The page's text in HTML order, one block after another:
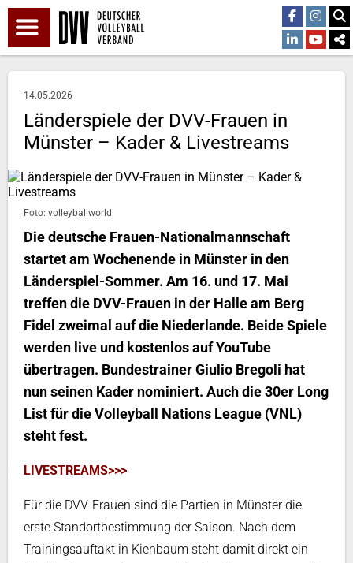
14.05.2026
Länderspiele der DVV-Frauen in
Münster – Kader & Livestreams
Foto: volleyballworld
Die deutsche Frauen-Nationalmannschaft
startet am Wochenende in Münster in den
Länderspiel-Sommer. Am 16. und 17. Mai
treffen die DVV-Frauen in der Halle am Berg
Fidel zweimal auf die Niederlande. Beide Spiele
werden live und kostenlos auf YouTube
übertragen. Bundestrainer Giulio Bregoli hat
nun seinen Kader nominiert. Auch die 30er Long
List für die Volleyball Nations League (VNL)
steht fest.
LIVESTREAMS>>>
Für die DVV-Frauen sind die Partien in Münster die
erste Standortbestimmung der Saison. Nach dem
Trainingsauftakt in Kienbaum steht damit direkt ein